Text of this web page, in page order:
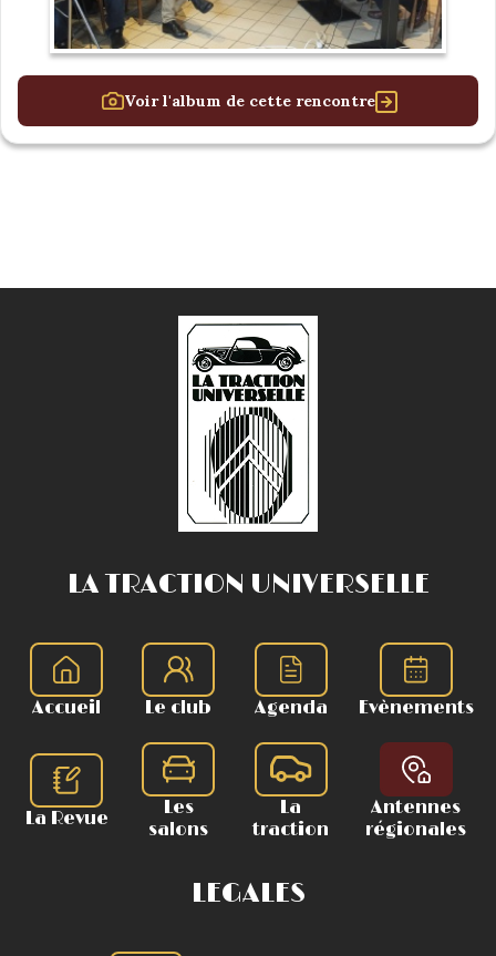
Voir l'album de cette rencontre
LA TRACTION UNIVERSELLE
Accueil Le club Agenda Evènements
La Revue
Les
salons
La
traction
Antennes
régionales
LEGALES